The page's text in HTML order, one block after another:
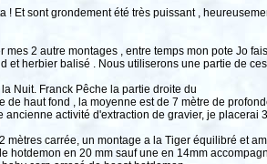
Et sont grondement été très puissant ,
2 autre montages , entre temps mon pote Jo
herbier balisé . Nous utiliserons une partie de
Nuit. Franck Pêche la partie droite du
haut fond , la moyenne est de 7 mètre de
activité d'extraction de gravier, je placerai
mètres carrée, un montage a la Tiger équilibré et
hotdemon en 20 mm sauf une en 14mm